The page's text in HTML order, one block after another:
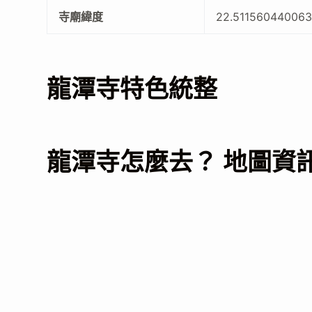
寺廟緯度
龍潭寺特色統整
龍潭寺怎麼去？ 地圖資